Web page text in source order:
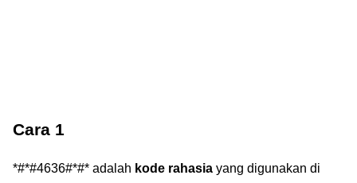
Cara 1
*#*#4636#*#* adalah kode rahasia yang digunakan di